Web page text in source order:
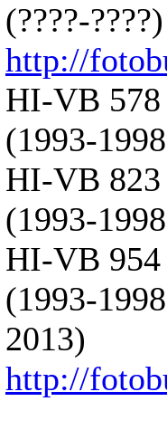
(????-
http://
HI-VB
(1993-
HI-VB 823
(1993-
HI-VB
(1993-
2013)
http://